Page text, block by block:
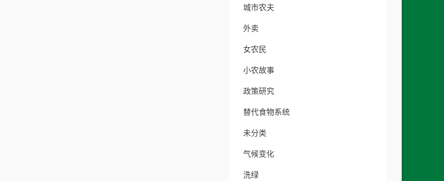
城市农夫
外卖
女农民
小农故事
政策研究
替代食物系统
未分类
气候变化
洗绿